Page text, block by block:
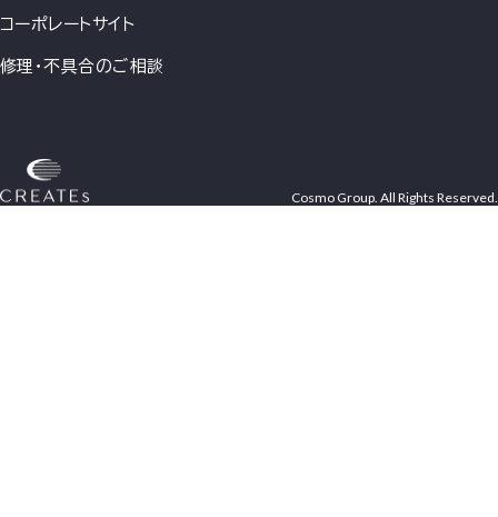
コーポレートサイト
修理・不具合のご相談
Cosmo Group. All Rights Reserved.